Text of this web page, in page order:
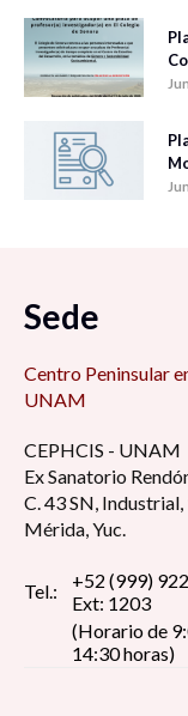
Sede
Centro Peninsular
UNAM
CEPHCIS - UNAM
Ex Sanatorio
C. 43 SN,
Mérida, Yuc.
Tel.:
+52 (999)
Ext: 1203
(Horario de
14:30 horas)